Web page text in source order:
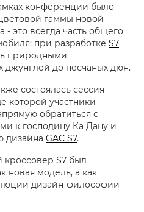
конференции было
гаммы новой
это всегда часть общего
при разработке S7
природными
джунглей до песчаных дюн.
состоялась сессия
которой участники
обратиться с
к господину Ка Дану и
дизайна GAC S7.
S7 был
новая модель, а как
дизайн-философии